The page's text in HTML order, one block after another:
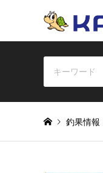
釣果情報